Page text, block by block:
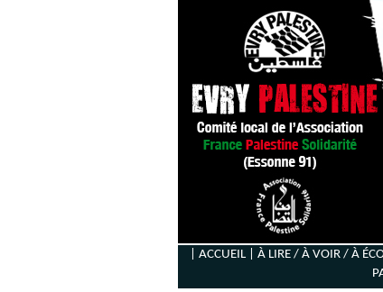
| ACCUEIL | À LIRE / À VOIR / À